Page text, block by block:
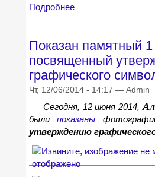
Подробнее
Показан памятный
посвященный
графического
Чт, 12/06/2014 - 14:17 — Admin
Сегодня, 12 июня 2014,
былипоказаны
утверждению